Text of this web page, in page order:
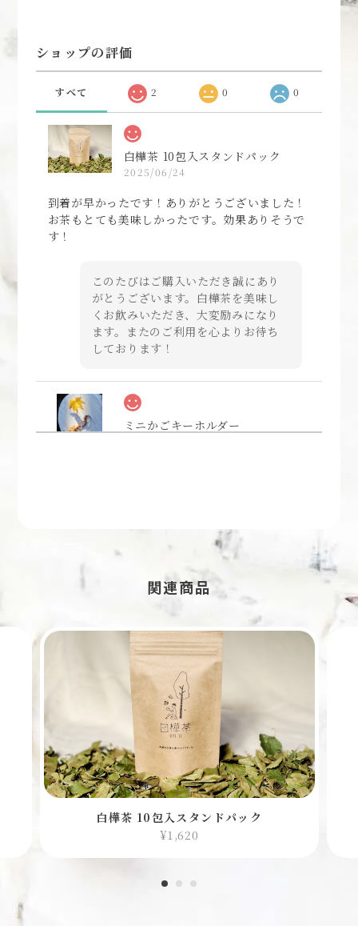
ショップの評価
すべて 2 0 0
白樺茶 10包入スタンドパック
2025/06/24
到着が早かったです！ありがとうございました！
お茶もとても美味しかったです。効果ありそうで
す！
このたびはご購入いただき誠にあり
がとうございます。白樺茶を美味し
くお飲みいただき、大変励みになり
ます。またのご利用を心よりお待ち
しております！
ミニかごキーホルダー
このたびはご購入いただき誠にあり
がとうございます。女神湖の風景を
思い浮かべていただけて本当に嬉し
ちしております！
関連商品
白樺茶 10包入スタンドパック
¥1,620